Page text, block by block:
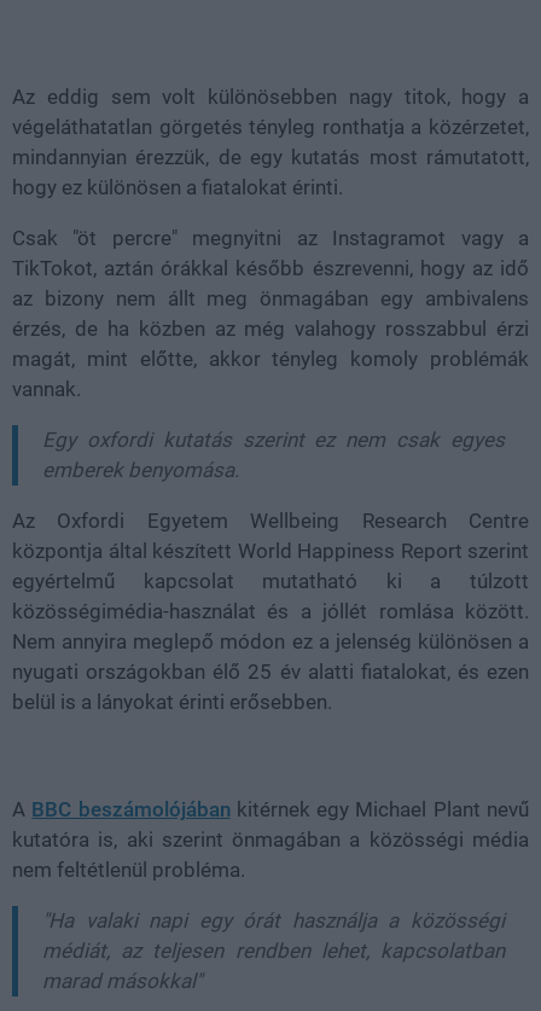
Az eddig sem volt különösebben nagy titok, hogy a
végeláthatatlan görgetés tényleg ronthatja a közérzetet,
mindannyian érezzük, de egy kutatás most rámutatott,
hogy ez különösen a fiatalokat érinti.
Csak "öt percre" megnyitni az Instagramot vagy a
TikTokot, aztán órákkal később észrevenni, hogy az idő
az bizony nem állt meg önmagában egy ambivalens
érzés, de ha közben az még valahogy rosszabbul érzi
magát, mint előtte, akkor tényleg komoly problémák
vannak.
Egy oxfordi kutatás szerint ez nem csak egyes
emberek benyomása.
Az Oxfordi Egyetem Wellbeing Research Centre
központja által készített World Happiness Report szerint
egyértelmű kapcsolat mutatható ki a túlzott
közösségimédia-használat és a jóllét romlása között.
Nem annyira meglepő módon ez a jelenség különösen a
nyugati országokban élő 25 év alatti fiatalokat, és ezen
belül is a lányokat érinti erősebben.
A BBC beszámolójábankitérnek egy Michael Plant nevű
kutatóra is, aki szerint önmagában a közösségi média
nem feltétlenül probléma.
"Ha valaki napi egy órát használja a közösségi
médiát, az teljesen rendben lehet, kapcsolatban
marad másokkal"